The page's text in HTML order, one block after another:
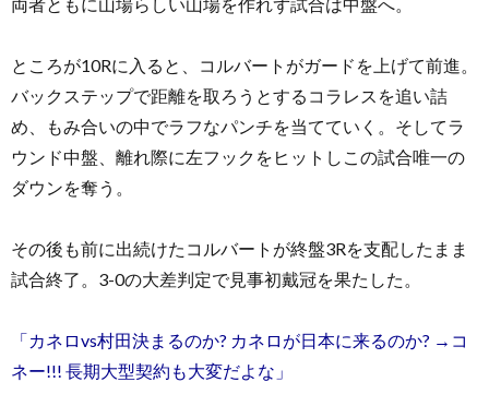
ところが10Rに入ると、コルバートがガードを上げて前進。
バックステップで距離を取ろうとするコラレスを追い詰
め、もみ合いの中でラフなパンチを当てていく。そしてラ
ウンド中盤、離れ際に左フックをヒットしこの試合唯一の
ダウンを奪う。
その後も前に出続けたコルバートが終盤3Rを支配したまま
試合終了。3-0の大差判定で見事初戴冠を果たした。
「カネロvs村田決まるのか? カネロが日本に来るのか? →コ
ネー!!! 長期大型契約も大変だよな」